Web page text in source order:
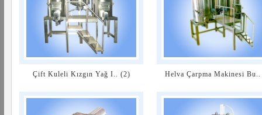
Çift Kuleli Kızgın Yağ I.. (2) Helva Çarpma Makinesi